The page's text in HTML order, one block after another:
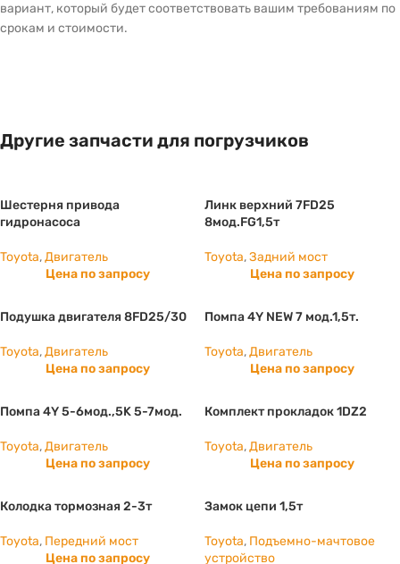
вариант, который будет соответствовать вашим требованиям по
срокам и стоимости.
Другие запчасти для погрузчиков
Шестерня привода
гидронасоса
Toyota,Двигатель
Цена по запросу
Линк верхний 7FD25
8мод.FG1,5т
Toyota,Задний мост
Цена по запросу
Подушка двигателя 8FD25/30
Toyota,Двигатель
Цена по запросу
Помпа 4Y NEW 7 мод.1,5т.
Toyota,Двигатель
Цена по запросу
Помпа 4Y 5-6мод.,5K 5-7мод.
Toyota,Двигатель
Цена по запросу
Комплект прокладок 1DZ2
Toyota,Двигатель
Цена по запросу
Колодка тормозная 2-3т
Toyota, Передний мост
Цена по запросу
Замок цепи 1,5т
Toyota, Подъемно-мачтовое
устройство